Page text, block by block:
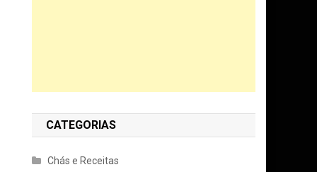
CATEGORIAS
Chás e Receitas